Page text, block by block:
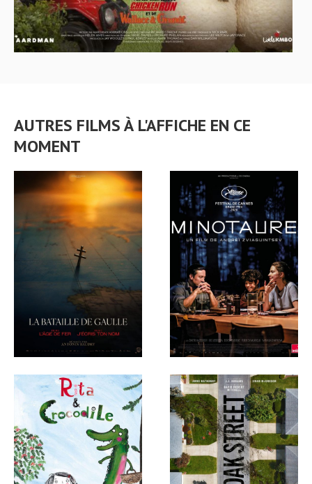
AUTRES FILMS À L'AFFICHE EN CE
MOMENT